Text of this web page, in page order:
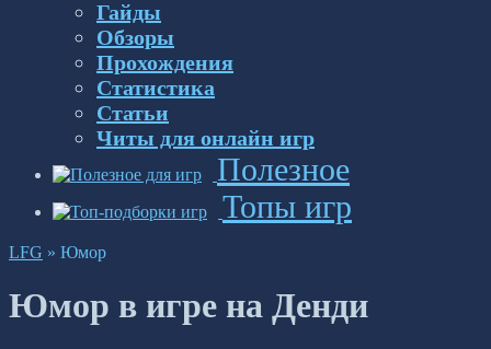
Гайды
Обзоры
Прохождения
Статистика
Статьи
Читы для онлайн игр
Полезное
Топы игр
LFG » Юмор
Юмор в игре на Денди